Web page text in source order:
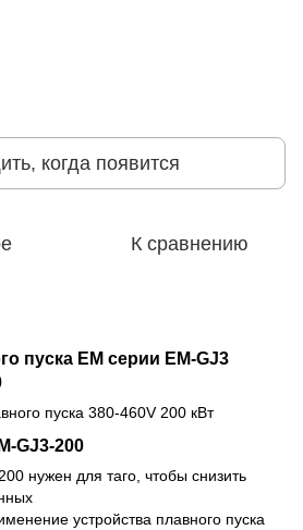
когда появится
К сравнению
пуска EM серии EM-GJ3
пуска 380-460V 200 кВт
GJ3-200
нужен для таго, чтобы снизить
устройства плавного пуска